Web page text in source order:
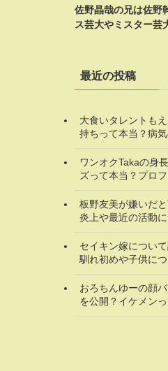
佐野晶哉の兄は佐野
ス芸大やミスター芸
最近の投稿
大食いタレントも
持ちって本当？病気
ワンオクTakaの身
ズって本当？プロ
板野友美が嫌いだ
炎上や最近の活動
セイキン嫁につい
馴れ初めや子供に
おろちんゆーの顔
を公開？イケメン